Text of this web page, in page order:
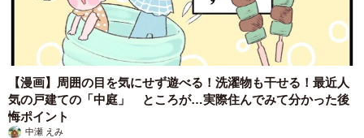
【漫画】周囲の目を気にせず遊べる！洗濯物も干せる！最近人
気の戸建ての「中庭」 ところが…実際住んでみて分かった後
悔ポイント
中瀬 えみ